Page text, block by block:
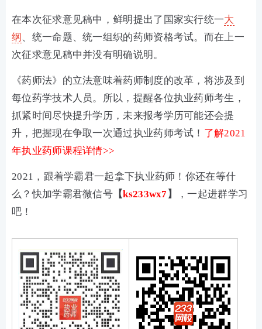
在本次征求意见稿中，鲜明提出了国家实行统一大
纲、统一命题、统一组织的药师资格考试。而在上一
次征求意见稿中并没有明确说明。
《药师法》的立法意味着药师制度的改革，将涉及到
每位药学技术人员。所以，提醒各位执业药师考生，
抓紧时间尽快提升学历，未来报考学历可能还会提
升，把握现在争取一次通过执业药师考试！ 了解2021
年执业药师课程详情>>
2021，跟着学霸君一起拿下执业药师！你还在等什
么？快加学霸君微信号 【ks233wx7 】
，一起进群学习
吧！